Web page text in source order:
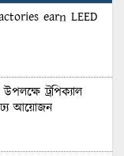
earn LEED
ট্রপিক্যাল
আয়োজন